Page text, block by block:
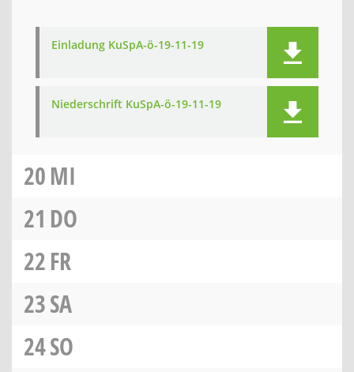
Einladung KuSpA-ö-19-11-19
Niederschrift KuSpA-ö-19-11-19
20MI
21 DO
22FR
23SA
24SO